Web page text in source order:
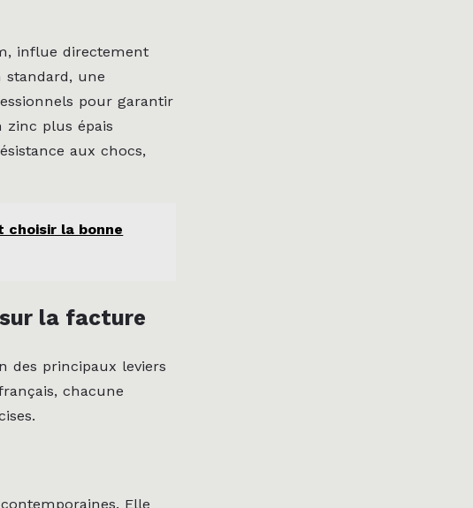
influe directement
une
pour garantir
zinc plus épais
aux chocs,
choisir la bonne
la facture
des principaux leviers
chacune
Elle